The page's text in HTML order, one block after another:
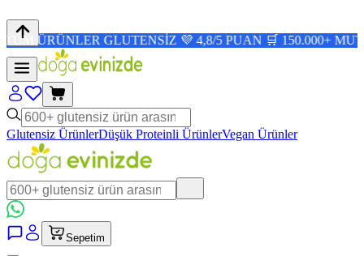
GLUTENSİZ 💜 4,8/5 PUAN 🛒 150.000+ MUTLU
Glutensiz ÜrünlerDüşük Proteinli ÜrünlerVegan Ürünler
Sepetim